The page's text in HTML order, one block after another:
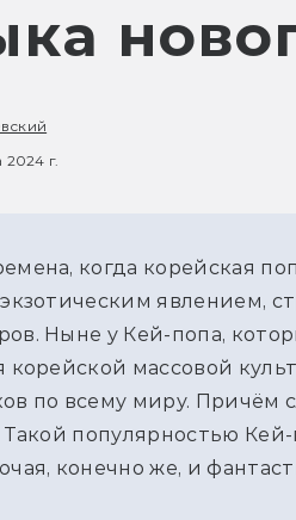
2024 г.
когда корейская
явлением,
Ныне у Кей-попа,
корейской массовой
по всему миру. Причём
Такой популярностью
конечно же, и